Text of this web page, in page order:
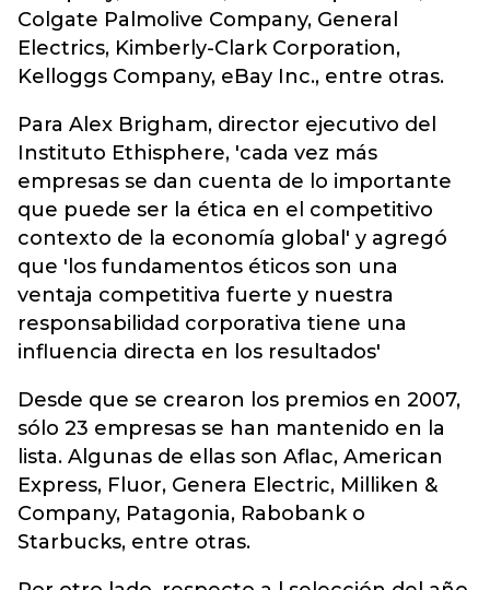
Colgate Palmolive Company, General
Electrics, Kimberly-Clark Corporation,
Kelloggs Company, eBay Inc., entre otras.
Para Alex Brigham, director ejecutivo del
Instituto Ethisphere, 'cada vez más
empresas se dan cuenta de lo importante
que puede ser la ética en el competitivo
contexto de la economía global' y agregó
que 'los fundamentos éticos son una
ventaja competitiva fuerte y nuestra
responsabilidad corporativa tiene una
influencia directa en los resultados'
Desde que se crearon los premios en 2007,
sólo 23 empresas se han mantenido en la
lista. Algunas de ellas son Aflac, American
Express, Fluor, Genera Electric, Milliken &
Company, Patagonia, Rabobank o
Starbucks, entre otras.